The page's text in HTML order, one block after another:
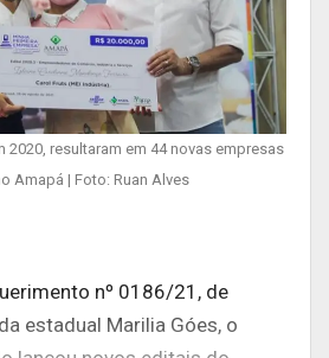
2020, resultaram em 44 novas empresas
Amapá | Foto: Ruan Alves
nº 0186/21, de
estadual Marilia Góes, o